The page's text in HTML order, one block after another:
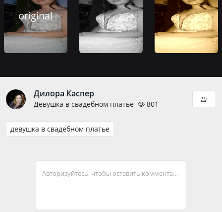
original
Дилора Каспер
Девушка в свадебном платье 801
девушка в свадебном платье
Авторизуйтесь, чтобы оставить комментарий